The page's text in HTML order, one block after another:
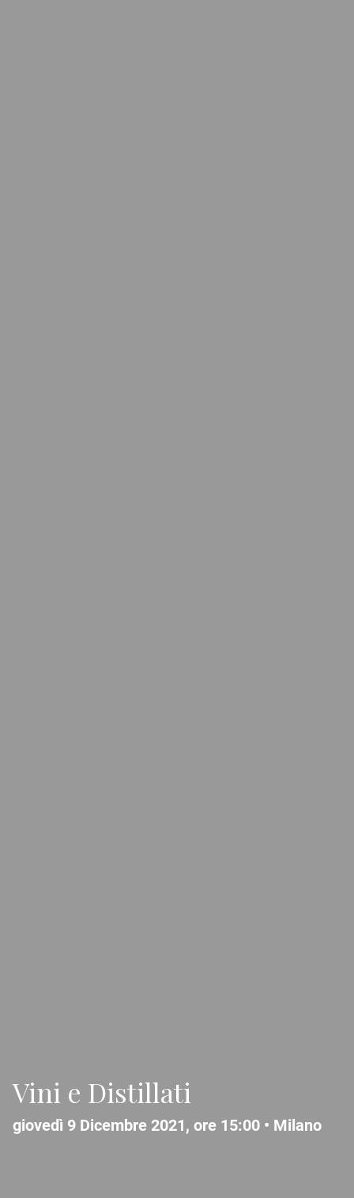
Vini e Distillati
giovedì 9 Dicembre 2021, ore 15:00 • Milano